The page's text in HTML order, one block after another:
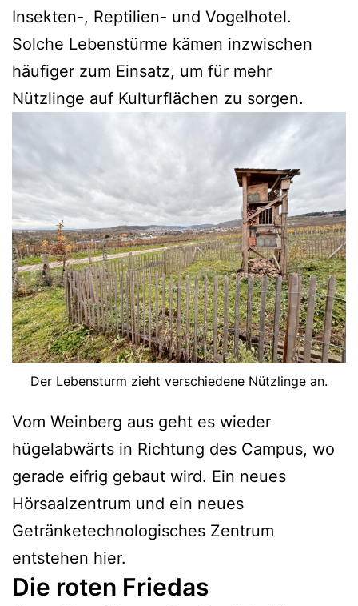
Insekten-, Reptilien- und Vogelhotel.
Solche Lebenstürme kämen inzwischen
häufiger zum Einsatz, um für mehr
Nützlinge auf Kulturflächen zu sorgen.
Der Lebensturm zieht verschiedene Nützlinge an.
Vom Weinberg aus geht es wieder
hügelabwärts in Richtung des Campus, wo
gerade eifrig gebaut wird. Ein neues
Hörsaalzentrum und ein neues
Getränketechnologisches Zentrum
entstehen hier.
Die roten Friedas